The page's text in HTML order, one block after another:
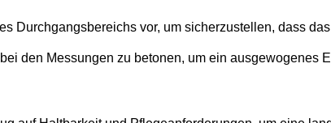
Durchgangsbereichs vor, um sicherzustellen, dass
den Messungen zu betonen, um ein ausgewogenes